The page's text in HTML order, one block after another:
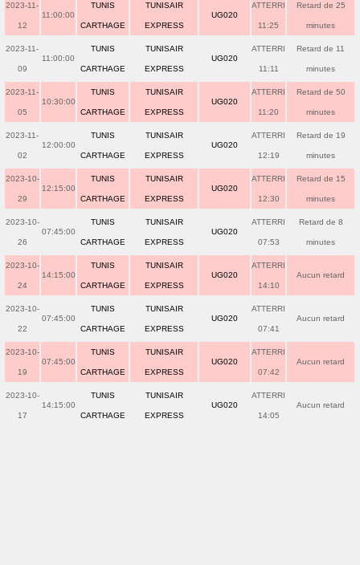
2023-11-
12
11:00:00
TUNIS
CARTHAGE
TUNISAIR
EXPRESS
UG020
ATTERRI
11:25
Retard de 25
minutes
2023-11-
09
11:00:00
TUNIS
CARTHAGE
TUNISAIR
EXPRESS
UG020
ATTERRI
11:11
Retard de 11
minutes
2023-11-
05
10:30:00
TUNIS
CARTHAGE
TUNISAIR
EXPRESS
UG020
ATTERRI
11:20
Retard de 50
minutes
2023-11-
02
12:00:00
TUNIS
CARTHAGE
TUNISAIR
EXPRESS
UG020
ATTERRI
12:19
Retard de 19
minutes
2023-10-
29
12:15:00
TUNIS
CARTHAGE
TUNISAIR
EXPRESS
UG020
ATTERRI
12:30
Retard de 15
minutes
2023-10-
26
07:45:00
TUNIS
CARTHAGE
TUNISAIR
EXPRESS
UG020
ATTERRI
07:53
Retard de 8
minutes
2023-10-
24
14:15:00
TUNIS
CARTHAGE
TUNISAIR
EXPRESS
UG020
ATTERRI
14:10
Aucun retard
2023-10-
22
07:45:00
TUNIS
CARTHAGE
TUNISAIR
EXPRESS
UG020
ATTERRI
07:41
Aucun retard
2023-10-
19
07:45:00
TUNIS
CARTHAGE
TUNISAIR
EXPRESS
UG020
ATTERRI
07:42
Aucun retard
2023-10-
17
14:15:00
TUNIS
CARTHAGE
TUNISAIR
EXPRESS
UG020
ATTERRI
14:05
Aucun retard